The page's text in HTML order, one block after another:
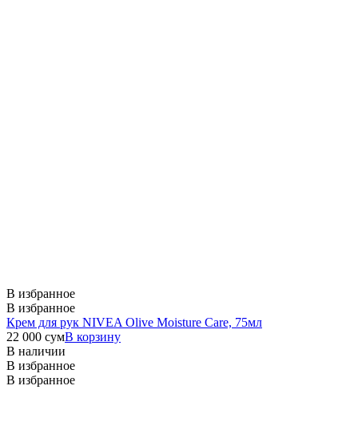
В избранное
В избранное
Крем для рук NIVEA Olive Moisture Care, 75мл
22 000 сумВ корзину
В наличии
В избранное
В избранное